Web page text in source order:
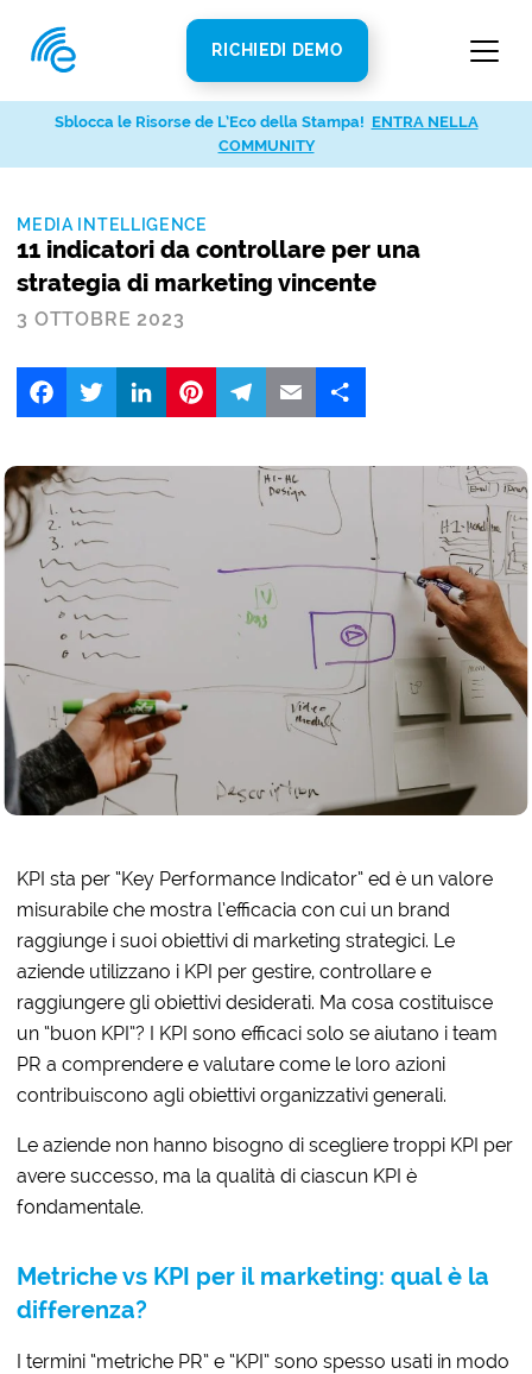
RICHIEDI DEMO
MEDIA INTELLIGENCE
11 indicatori da controllare per una
strategia di marketing vincente
3 OTTOBRE 2023
FacebookTwitter LinkedIn
KPI sta per “Key Performance Indicator” ed è un valore
misurabile che mostra l’efficacia con cui un brand
raggiunge i suoi obiettivi di marketing strategici. Le
aziende utilizzano i KPI per gestire, controllare e
raggiungere gli obiettivi desiderati. Ma cosa costituisce
un “buon KPI”? I KPI sono efficaci solo se aiutano i team
PR a comprendere e valutare come le loro azioni
contribuiscono agli obiettivi organizzativi generali.
Le aziende non hanno bisogno di scegliere troppi KPI per
avere successo, ma la qualità di ciascun KPI è
fondamentale.
Metriche vs KPI per il marketing: qual è la
differenza?
I termini “metriche PR” e “KPI” sono spesso usati in modo
Sblocca le Risorse de L’Eco della Stampa! ENTRA NELLA
COMMUNITY